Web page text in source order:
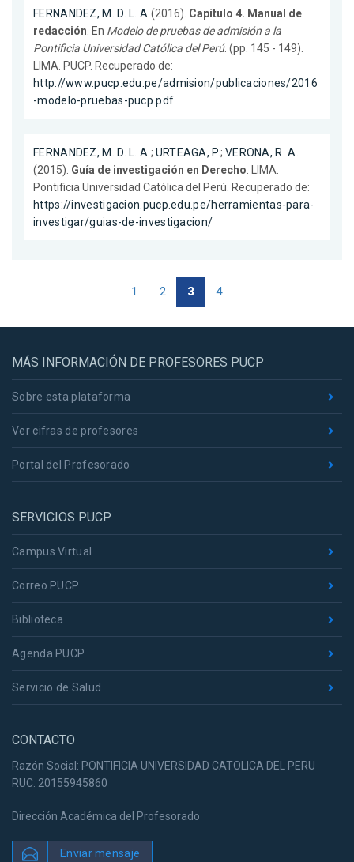
FERNANDEZ, M. D. L. A.(2016). Capítulo 4. Manual de
redacción. En Modelo de pruebas de admisión a la
Pontificia Universidad Católica del Perú. (pp. 145 - 149).
LIMA. PUCP. Recuperado de:
http://www.pucp.edu.pe/admision/publicaciones/2016
-modelo-pruebas-pucp.pdf
FERNANDEZ, M. D. L. A.; URTEAGA, P.; VERONA, R. A.
(2015). Guía de investigación en Derecho. LIMA.
Pontificia Universidad Católica del Perú. Recuperado de:
https://investigacion.pucp.edu.pe/herramientas-para-
investigar/guias-de-investigacion/
1 2 3 4
MÁS INFORMACIÓN DE PROFESORES PUCP
Sobre esta plataforma
Ver cifras de profesores
Portal del Profesorado
SERVICIOS PUCP
Campus Virtual
Correo PUCP
Biblioteca
Agenda PUCP
Servicio de Salud
CONTACTO
Razón Social: PONTIFICIA UNIVERSIDAD CATOLICA DEL PERU
RUC: 20155945860
Dirección Académica del Profesorado
Enviar mensaje